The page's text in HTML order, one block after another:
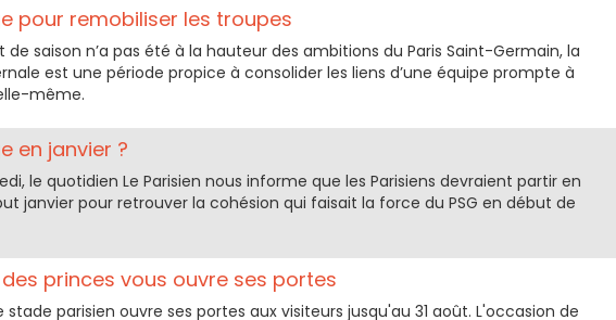
pour remobiliser les troupes
de saison n’a pas été à la hauteur des ambitions du Paris Saint-Germain, la
est une période propice à consolider les liens d’une équipe prompte à
même.
en janvier ?
le quotidien Le Parisien nous informe que les Parisiens devraient partir en
janvier pour retrouver la cohésion qui faisait la force du PSG en début de
princes vous ouvre ses portes
stade parisien ouvre ses portes aux visiteurs jusqu'au 31 août. L'occasion de